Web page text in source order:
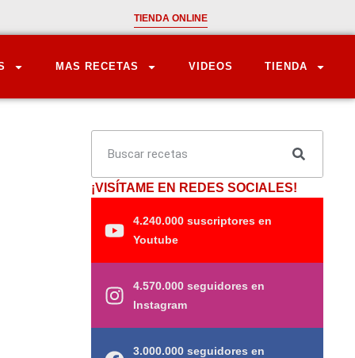
TIENDA ONLINE
MAS RECETAS VIDEOS TIENDA
¡VISÍTAME EN REDES SOCIALES!
4.240.000 suscriptores en
Youtube
4.570.000 seguidores en
Instagram
3.000.000 seguidores en